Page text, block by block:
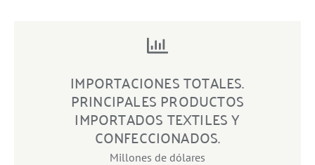
IMPORTACIONES TOTALES.
PRINCIPALES PRODUCTOS
IMPORTADOS TEXTILES Y
CONFECCIONADOS.
Millones de dólares